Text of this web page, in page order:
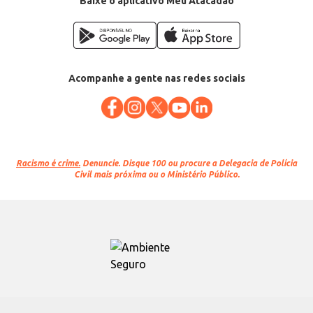
Acompanhe a gente nas redes sociais
Racismo é crime. Denuncie. Disque 100 ou procure a Delegacia de Polícia
Civil mais próxima ou o Ministério Público.